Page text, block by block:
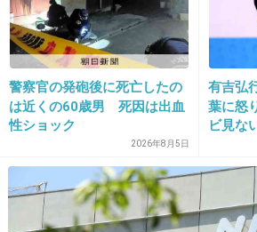
当時を再現しているだけでしょ
なんでもかんでも悪影響って
+90
時代背景考えてから発言して
とやらはｗ
警察官の発砲後に死亡したの
は近くの60歳男 死因は出血
性ショック
2026年8月5日
有吉弘
葉に怒
ビ見な
れな
やがっ